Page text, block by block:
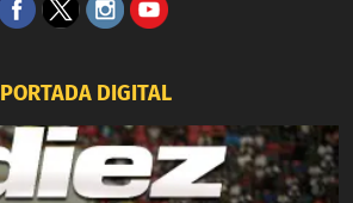
PORTADA DIGITAL